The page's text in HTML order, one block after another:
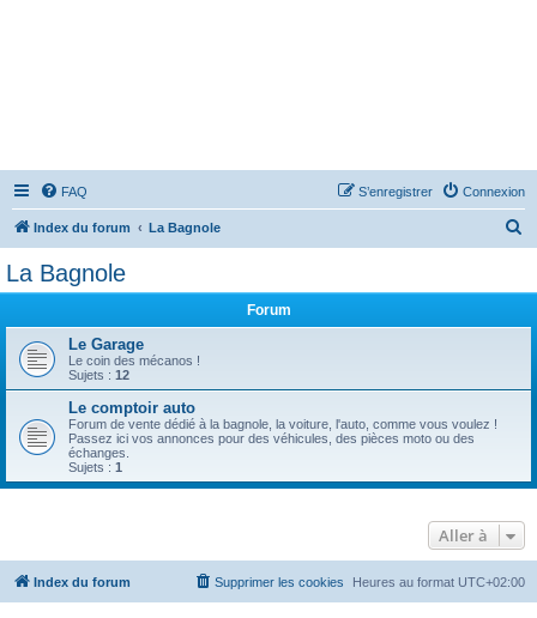
FAQ Connexion
S’enregistrer
Index du forum La Bagnole
r
La Bagnole
Forum
Le Garage
Le coin des mécanos !
Sujets : 12
Le comptoir auto
Forum de vente dédié à la bagnole, la voiture, l'auto, comme vous voulez !
Passez ici vos annonces pour des véhicules, des pièces moto ou des
échanges.
Sujets : 1
Aller à
Index du forum Heures au format UTC+02:00
Supprimer les cookies